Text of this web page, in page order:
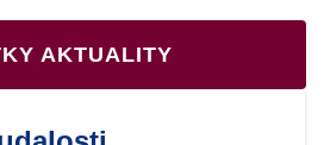
AKTUALITY